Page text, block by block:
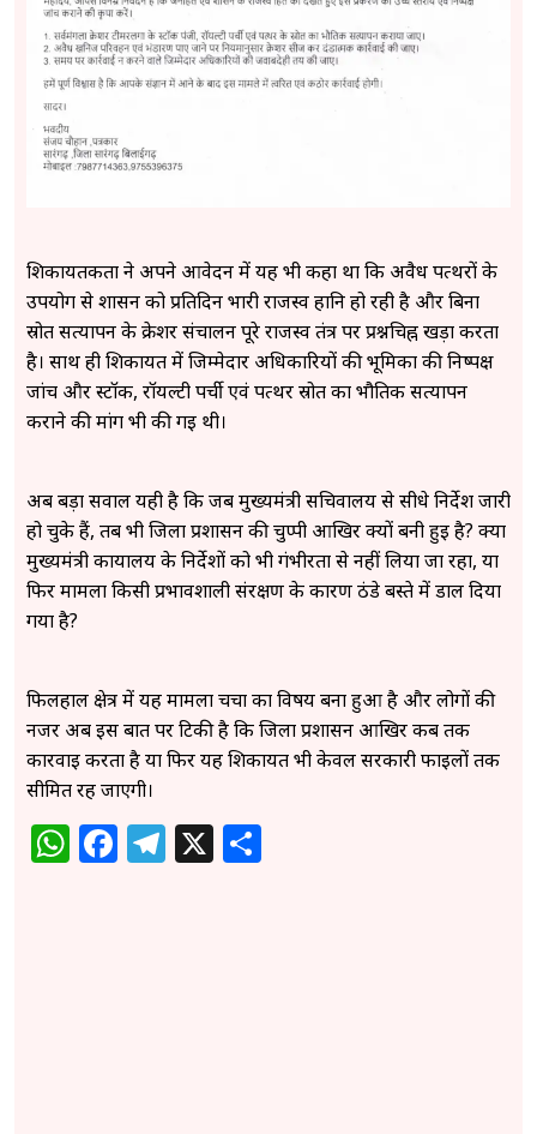
शिकायतकर्ता ने अपने आवेदन में यह भी कहा था कि अवैध पत्थरों के
उपयोग से शासन को प्रतिदिन भारी राजस्व हानि हो रही है और बिना
स्रोत सत्यापन के क्रेशर संचालन पूरे राजस्व तंत्र पर प्रश्नचिह्न खड़ा करता
है। साथ ही शिकायत में जिम्मेदार अधिकारियों की भूमिका की निष्पक्ष
जांच और स्टॉक, रॉयल्टी पर्ची एवं पत्थर स्रोत का भौतिक सत्यापन
कराने की मांग भी की गई थी।
अब बड़ा सवाल यही है कि जब मुख्यमंत्री सचिवालय से सीधे निर्देश जारी
हो चुके हैं, तब भी जिला प्रशासन की चुप्पी आखिर क्यों बनी हुई है? क्या
मुख्यमंत्री कार्यालय के निर्देशों को भी गंभीरता से नहीं लिया जा रहा, या
फिर मामला किसी प्रभावशाली संरक्षण के कारण ठंडे बस्ते में डाल दिया
गया है?
फिलहाल क्षेत्र में यह मामला चर्चा का विषय बना हुआ है और लोगों की
नजर अब इस बात पर टिकी है कि जिला प्रशासन आखिर कब तक
कार्रवाई करता है या फिर यह शिकायत भी केवल सरकारी फाइलों तक
सीमित रह जाएगी।
WhatsApp
Facebook
Telegram
X